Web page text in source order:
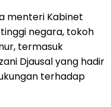
menteri Kabinet
negara, tokoh
termasuk
Djausal yang hadir
terhadap